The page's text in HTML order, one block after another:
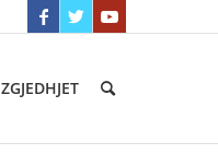
ZGJEDHJET